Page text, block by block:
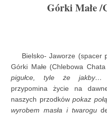
Górki Małe/
Bielsko- Jaworze (spacer
Górki Małe (Chlebowa
pigułce, tyle że jakby…
przypomina życie na
naszych przodkówpokaz
wyrobem masła i twarogu